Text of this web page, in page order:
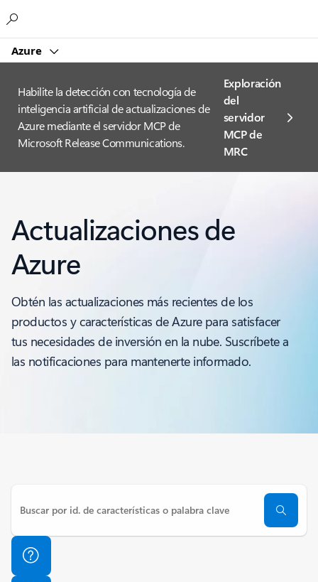
Azure
Habilite la detección con tecnología de
inteligencia artificial de actualizaciones de
Azure mediante el servidor MCP de
Microsoft Release Communications.
Exploración
del
servidor
MCP de
MRC
Actualizaciones de
Azure
Obtén las actualizaciones más recientes de los
productos y características de Azure para satisfacer
tus necesidades de inversión en la nube. Suscríbete a
las notificaciones para mantenerte informado.